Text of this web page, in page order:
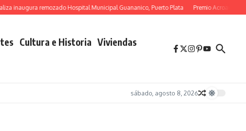
inaugura remozado Hospital Municipal Guananico, Puerto Plata Premio Acroarte al
Cultura e Historia Viviendas
sábado, agosto 8, 2026